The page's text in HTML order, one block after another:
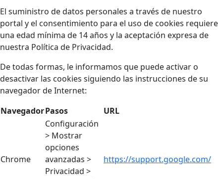
El suministro de datos personales a través de nuestro
portal y el consentimiento para el uso de cookies requiere
una edad mínima de 14 años y la aceptación expresa de
nuestra Política de Privacidad.
De todas formas, le informamos que puede activar o
desactivar las cookies siguiendo las instrucciones de su
navegador de Internet:
NavegadorPasos URL
Chrome
Configuración
> Mostrar
opciones
avanzadas >
Privacidad >
https://support.google.com/